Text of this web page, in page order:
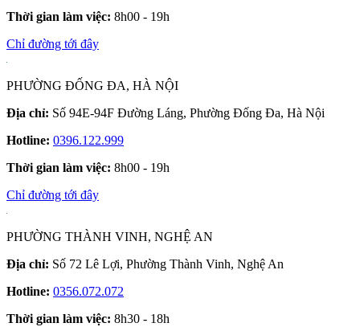
Thời gian làm việc: 8h00 - 19h
Chỉ đường tới đây
PHƯỜNG ĐỐNG ĐA, HÀ NỘI
Địa chỉ: Số 94E-94F Đường Láng, Phường Đống Đa, Hà Nội
Hotline: 0396.122.999
Thời gian làm việc: 8h00 - 19h
Chỉ đường tới đây
PHƯỜNG THÀNH VINH, NGHỆ AN
Địa chỉ: Số 72 Lê Lợi, Phường Thành Vinh, Nghệ An
Hotline: 0356.072.072
Thời gian làm việc: 8h30 - 18h